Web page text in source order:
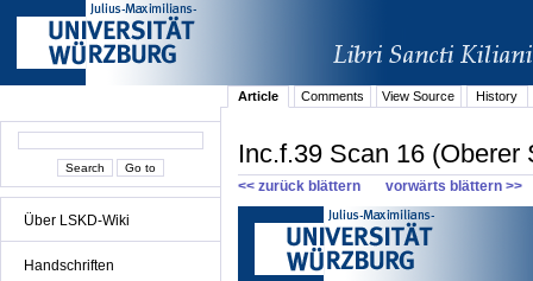
Über LSKD-Wiki
Handschriften
Article Comments View Source History
Inc.f.39 Scan 16
<< zurück blättern vorwärts blättern >>